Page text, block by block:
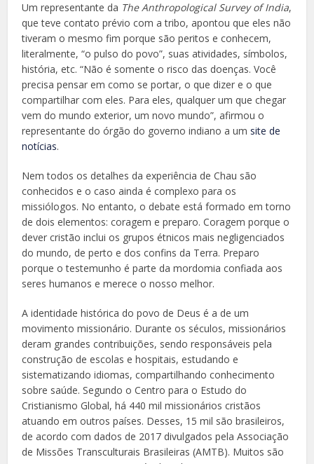
Um representante da The Anthropological Survey of India,
que teve contato prévio com a tribo, apontou que eles não
tiveram o mesmo fim porque são peritos e conhecem,
literalmente, “o pulso do povo”, suas atividades, símbolos,
história, etc. “Não é somente o risco das doenças. Você
precisa pensar em como se portar, o que dizer e o que
compartilhar com eles. Para eles, qualquer um que chegar
vem do mundo exterior, um novo mundo”, afirmou o
representante do órgão do governo indiano a um site de
notícias.
Nem todos os detalhes da experiência de Chau são
conhecidos e o caso ainda é complexo para os
missiólogos. No entanto, o debate está formado em torno
de dois elementos: coragem e preparo. Coragem porque o
dever cristão inclui os grupos étnicos mais negligenciados
do mundo, de perto e dos confins da Terra. Preparo
porque o testemunho é parte da mordomia confiada aos
seres humanos e merece o nosso melhor.
A identidade histórica do povo de Deus é a de um
movimento missionário. Durante os séculos, missionários
deram grandes contribuições, sendo responsáveis pela
construção de escolas e hospitais, estudando e
sistematizando idiomas, compartilhando conhecimento
sobre saúde. Segundo o Centro para o Estudo do
Cristianismo Global, há 440 mil missionários cristãos
atuando em outros países. Desses, 15 mil são brasileiros,
de acordo com dados de 2017 divulgados pela Associação
de Missões Transculturais Brasileiras (AMTB). Muitos são